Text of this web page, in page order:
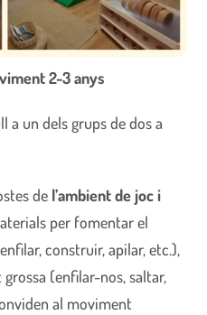
2-3 anys
a un dels grups de dos a
de l’ambient de joc i
per fomentar el
construir, apilar, etc.),
(enfilar-nos, saltar,
al moviment